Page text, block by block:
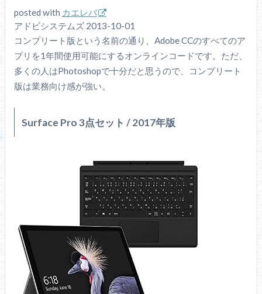
posted with カエレバ
アドビシステムズ 2013-10-01
コンプリート版という名前の通り、Adobe CCのすべてのア
プリを1年間使用可能にするオンラインコードです。ただ、
多くの人はPhotoshopで十分だと思うので、コンプリート
版は業務向け感が強い。
Surface Pro 3点セット / 2017年版